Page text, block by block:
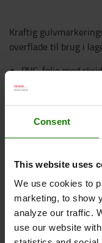
Consent
This website uses
We use cookies to
marketing, to show
analyze our traffic.
use our website
Kraftig
overflade til brug i
PVC-folie med
Selvklæbende
Farver: gul, blå,
Kan køres over af
Hurtig, enkel og
Stærk,
Anvendes på
Ingen grunding
Meget nem at